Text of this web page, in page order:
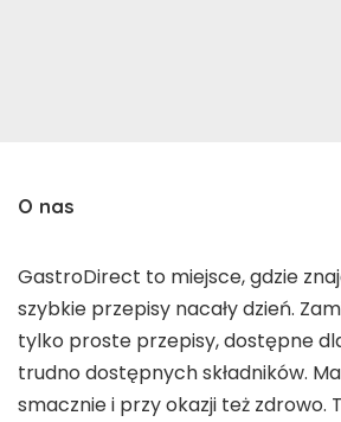
O nas
GastroDirect to miejsce, gdzie
szybkie przepisy nacały dzień.
tylko proste przepisy, dostępne
trudno dostępnych składników.
smacznie i przy okazji też zdrowo.